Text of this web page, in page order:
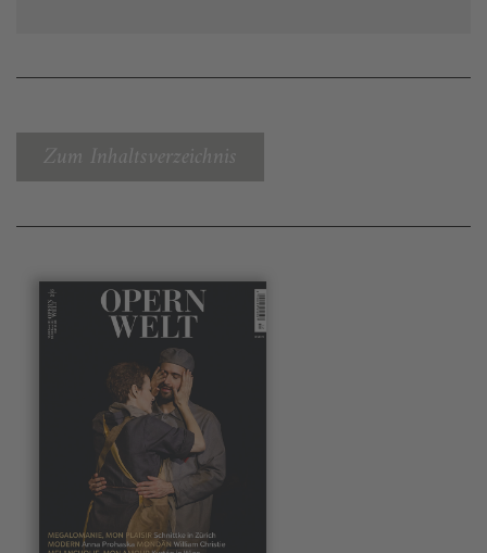
Zum Inhaltsverzeichnis